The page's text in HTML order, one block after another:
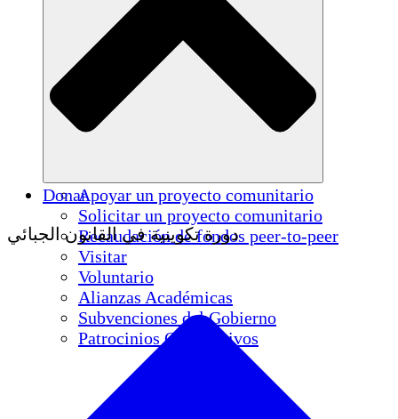
Apoyar un proyecto comunitario
Solicitar un proyecto comunitario
Recaudación de fondos peer-to-peer
Visitar
Voluntario
Alianzas Académicas
Subvenciones del Gobierno
Patrocinios Corporativos
Donar
دورة تكوينية في القانون الجبائي